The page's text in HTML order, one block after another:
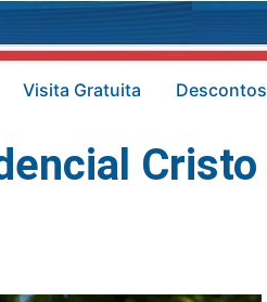
Visita Gratuita Descontos
Cristo